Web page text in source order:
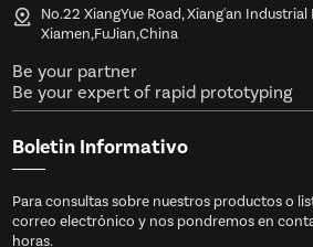
No.22 XiangYue Road, Xiang'an Industrial
Xiamen,FuJian,China
Be your partner
Be your expert of rapid prototyping
Boletin Informativo
Para consultas sobre nuestros productos o
correo electrónico y nos pondremos en
horas.